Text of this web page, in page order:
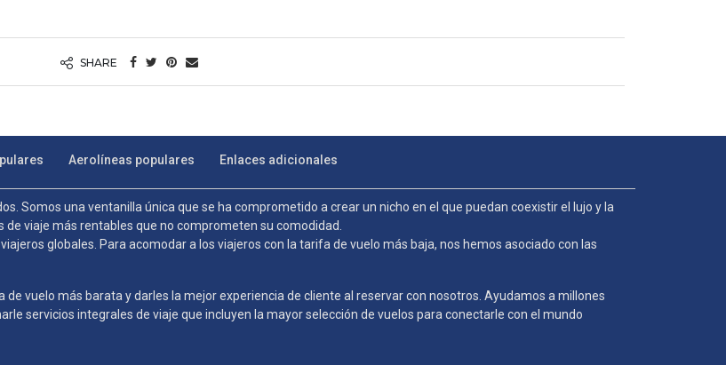
SHARE
Aerolíneas populares Enlaces adicionales
Somos una ventanilla única que se ha comprometido a crear un nicho en el que puedan coexistir el lujo y la
viaje más rentables que no comprometen su comodidad.
globales. Para acomodar a los viajeros con la tarifa de vuelo más baja, nos hemos asociado con las
vuelo más barata y darles la mejor experiencia de cliente al reservar con nosotros. Ayudamos a millones
servicios integrales de viaje que incluyen la mayor selección de vuelos para conectarle con el mundo